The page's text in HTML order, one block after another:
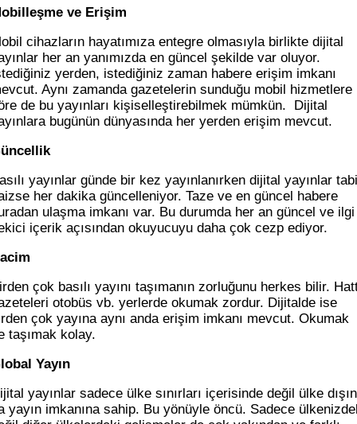
ve Erişim
cihazların hayatımıza entegre olmasıyla birlikte dijital
her an yanımızda en güncel şekilde var oluyor.
yerden, istediğiniz zaman habere erişim imkanı
Aynı zamanda gazetelerin sunduğu mobil hizmetlere
de bu yayınları kişiselleştirebilmek mümkün. Dijital
bugünün dünyasında her yerden erişim mevcut.
yayınlar günde bir kez yayınlanırken dijital yayınlar
her dakika güncelleniyor. Taze ve en güncel habere
ulaşma imkanı var. Bu durumda her an güncel ve ilgi
içerik açısından okuyucuyu daha çok cezp ediyor.
çok basılı yayını taşımanın zorluğunu herkes bilir.
otobüs vb. yerlerde okumak zordur. Dijitalde ise
çok yayına aynı anda erişim imkanı mevcut. Okumak
taşımak kolay.
Yayın
yayınlar sadece ülke sınırları içerisinde değil ülke
yayın imkanına sahip. Bu yönüyle öncü. Sadece